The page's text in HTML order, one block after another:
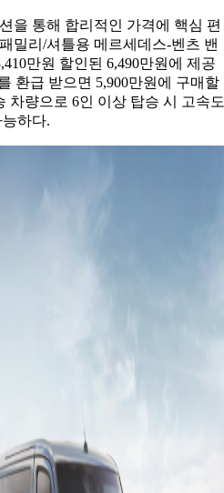
이
즈
오
토,
유
을 통해 합리적인 가격에 핵심 편
밀리/셔틀용 메르세데스-벤츠 밴
만원 할인된 6,490만원에 제공
환급 받으면 5,900만원에 구매할
차량으로 6인 이상 탑승 시 고속도
하다.